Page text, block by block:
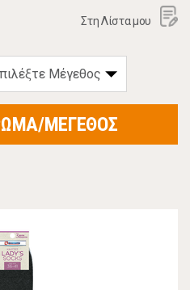
Στη Λίστα μου
ΜΕΓΕΘΟΣ